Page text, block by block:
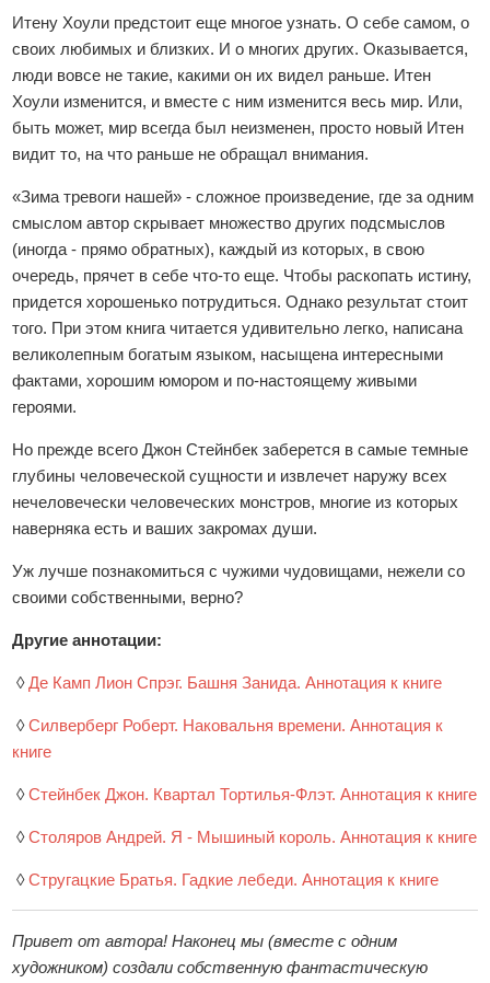
Итену Хоули предстоит еще многое узнать. О себе самом, о
своих любимых и близких. И о многих других. Оказывается,
люди вовсе не такие, какими он их видел раньше. Итен
Хоули изменится, и вместе с ним изменится весь мир. Или,
быть может, мир всегда был неизменен, просто новый Итен
видит то, на что раньше не обращал внимания.
«Зима тревоги нашей» - сложное произведение, где за одним
смыслом автор скрывает множество других подсмыслов
(иногда - прямо обратных), каждый из которых, в свою
очередь, прячет в себе что-то еще. Чтобы раскопать истину,
придется хорошенько потрудиться. Однако результат стоит
того. При этом книга читается удивительно легко, написана
великолепным богатым языком, насыщена интересными
фактами, хорошим юмором и по-настоящему живыми
героями.
Но прежде всего Джон Стейнбек заберется в самые темные
глубины человеческой сущности и извлечет наружу всех
нечеловечески человеческих монстров, многие из которых
наверняка есть и ваших закромах души.
Уж лучше познакомиться с чужими чудовищами, нежели со
своими собственными, верно?
Другие аннотации:
◊Де Камп Лион Спрэг. Башня Занида. Аннотация к книге
◊Силверберг Роберт. Наковальня времени. Аннотация к
книге
◊Стейнбек Джон. Квартал Тортилья-Флэт. Аннотация к книге
◊Столяров Андрей. Я - Мышиный король. Аннотация к книге
◊Стругацкие Братья. Гадкие лебеди. Аннотация к книге
Привет от автора! Наконец мы (вместе с одним
художником) создали собственную фантастическую